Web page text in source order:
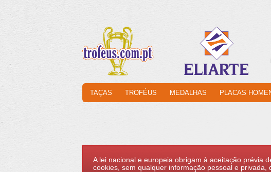
TAÇAS TROFÉUS MEDALHAS PLACAS
A lei nacional e europeia obrigam à aceitação prévia
cookies, sem qualquer informação pessoal e privada,